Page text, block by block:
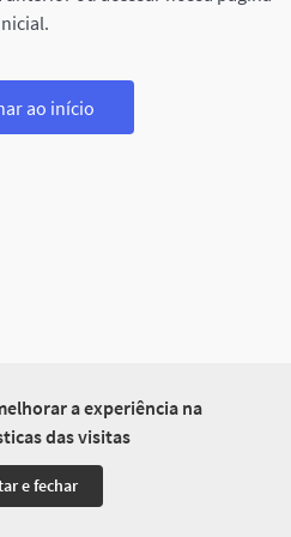
a experiência na
das visitas
e fechar
ao início